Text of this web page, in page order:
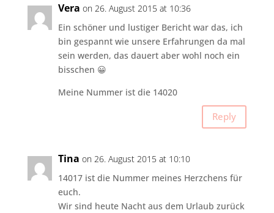
Vera on 26. August 2015 at 10:36
Ein schöner und lustiger Bericht war das, ich
bin gespannt wie unsere Erfahrungen da mal
sein werden, das dauert aber wohl noch ein
bisschen 😀
Meine Nummer ist die 14020
Reply
Tina on 26. August 2015 at 10:10
14017 ist die Nummer meines Herzchens für
euch.
Wir sind heute Nacht aus dem Urlaub zurück